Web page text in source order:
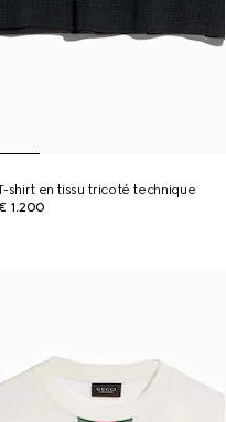
shirt en tissu tricoté technique
1.200